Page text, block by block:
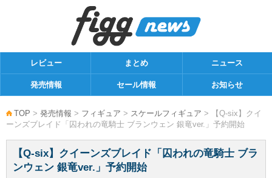
レビュー まとめ ニュース
発売情報 セール情報 お知らせ
TOP > 発売情報 > フィギュア > スケールフィギュア > 【Q-six】クイ
ーンズブレイド「囚われの竜騎士 ブランウェン 銀竜ver.」予約開始
【Q-six】クイーンズブレイド「囚われの竜騎士 ブラ
ンウェン 銀竜ver.」予約開始